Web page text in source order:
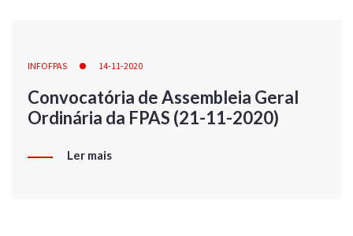
INFOFPAS 14-11-2020
Convocatória de Assembleia Geral
Ordinária da FPAS (21-11-2020)
Ler mais